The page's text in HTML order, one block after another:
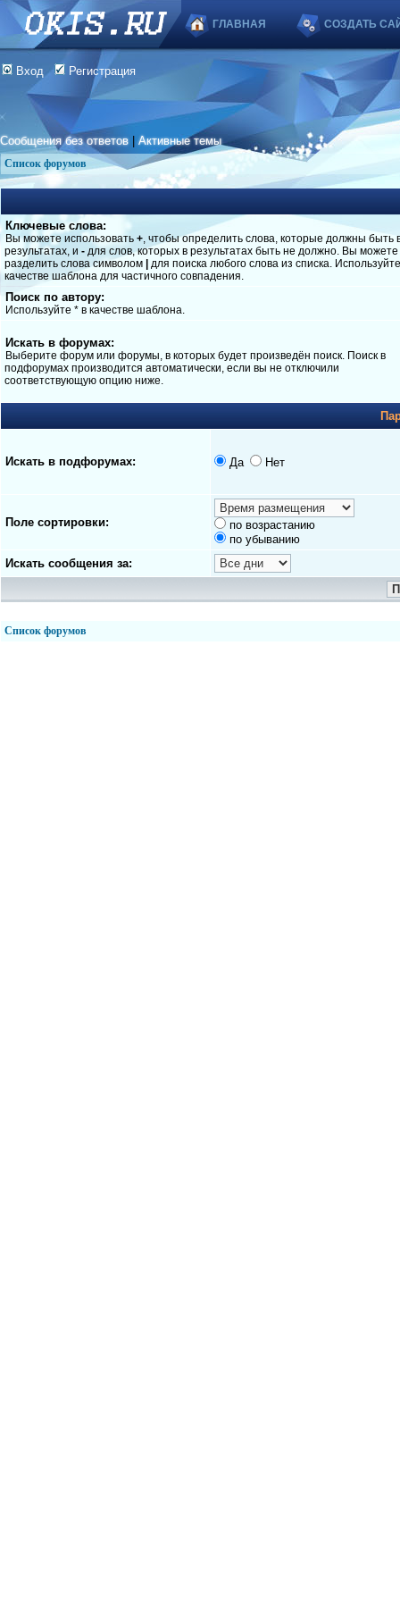
ГЛАВНАЯ СОЗДАТЬ
Вход Регистрация
Сообщения без ответов |Активные темы
Список форумов
Ключевые слова:
Вы можете использовать +, чтобы определить слова, которые должны быть
результатах, и - для слов, которых в результатах быть не должно. Вы можете
разделить слова символом
для поиска любого слова из списка.
качестве шаблона для частичного совпадения.
Поиск по автору:
Используйте * в качестве шаблона.
Искать в форумах:
Выберите форум или форумы, в которых будет произведён поиск. Поиск в
подфорумах производится автоматически, если вы не отключили
соответствующую опцию ниже.
Искать в подфорумах: Да Нет
Поле сортировки:
по возрастанию
по убыванию
Искать сообщения за:
Список форумов